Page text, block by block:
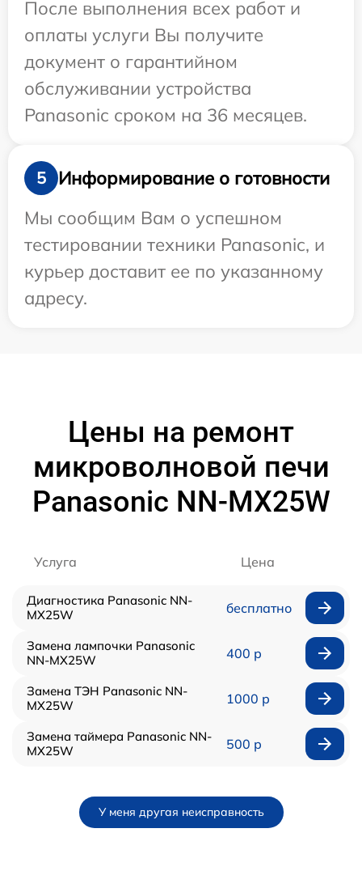
После выполнения всех работ и
оплаты услуги Вы получите
документ о гарантийном
обслуживании устройства
Panasonic сроком на 36 месяцев.
5
Информирование о готовности
Мы сообщим Вам о успешном
тестировании техники Panasonic, и
курьер доставит ее по указанному
адресу.
Цены на ремонт
микроволновой печи
Panasonic NN-MX25W
Услуга Цена
Диагностика Panasonic NN-
MX25W
бесплатно
Замена лампочки Panasonic
NN-MX25W
400 р
Замена ТЭН Panasonic NN-
MX25W
1000 р
Замена таймера Panasonic NN-
MX25W
500 р
У меня другая неисправность